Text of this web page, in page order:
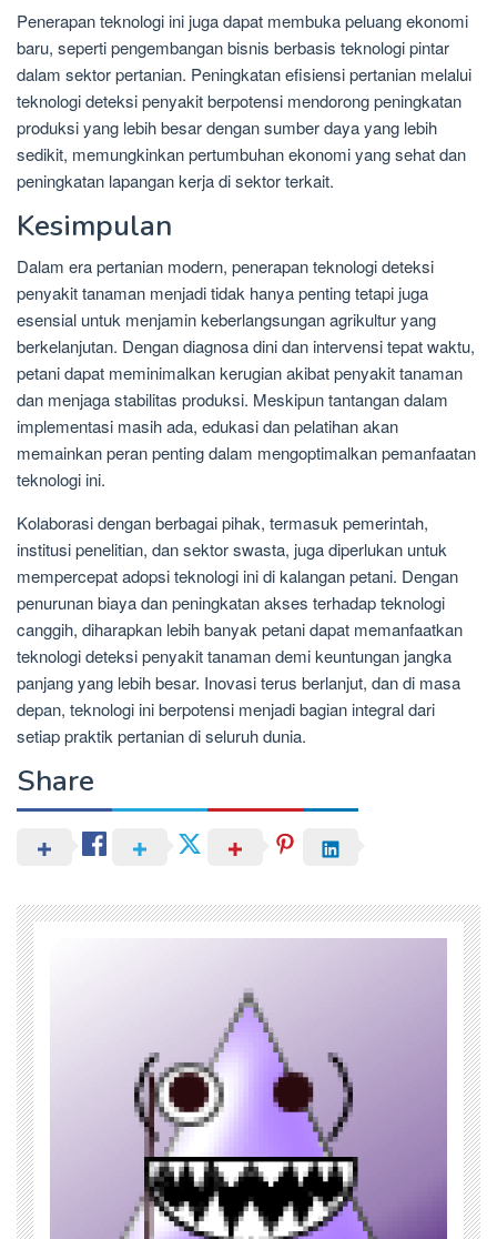
Penerapan teknologi ini juga dapat membuka peluang ekonomi
baru, seperti pengembangan bisnis berbasis teknologi pintar
dalam sektor pertanian. Peningkatan efisiensi pertanian melalui
teknologi deteksi penyakit berpotensi mendorong peningkatan
produksi yang lebih besar dengan sumber daya yang lebih
sedikit, memungkinkan pertumbuhan ekonomi yang sehat dan
peningkatan lapangan kerja di sektor terkait.
Kesimpulan
Dalam era pertanian modern, penerapan teknologi deteksi
penyakit tanaman menjadi tidak hanya penting tetapi juga
esensial untuk menjamin keberlangsungan agrikultur yang
berkelanjutan. Dengan diagnosa dini dan intervensi tepat waktu,
petani dapat meminimalkan kerugian akibat penyakit tanaman
dan menjaga stabilitas produksi. Meskipun tantangan dalam
implementasi masih ada, edukasi dan pelatihan akan
memainkan peran penting dalam mengoptimalkan pemanfaatan
teknologi ini.
Kolaborasi dengan berbagai pihak, termasuk pemerintah,
institusi penelitian, dan sektor swasta, juga diperlukan untuk
mempercepat adopsi teknologi ini di kalangan petani. Dengan
penurunan biaya dan peningkatan akses terhadap teknologi
canggih, diharapkan lebih banyak petani dapat memanfaatkan
teknologi deteksi penyakit tanaman demi keuntungan jangka
panjang yang lebih besar. Inovasi terus berlanjut, dan di masa
depan, teknologi ini berpotensi menjadi bagian integral dari
setiap praktik pertanian di seluruh dunia.
Share